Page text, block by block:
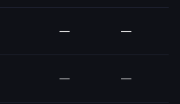
— —
— —